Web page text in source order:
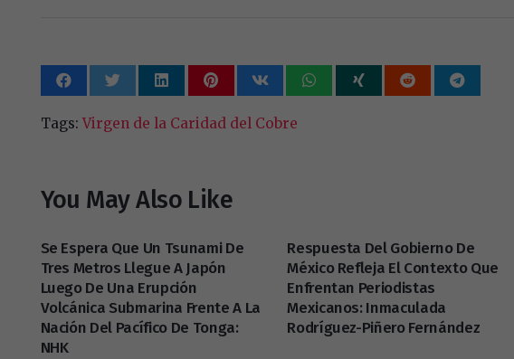
Tags: Virgen de la Caridad del Cobre
You May Also Like
Se Espera Que Un Tsunami De
Tres Metros Llegue A Japón
Luego De Una Erupción
Volcánica Submarina Frente A La
Nación Del Pacífico De Tonga:
NHK
Respuesta Del Gobierno De
México Refleja El Contexto Que
Enfrentan Periodistas
Mexicanos: Inmaculada
Rodríguez-Piñero Fernández